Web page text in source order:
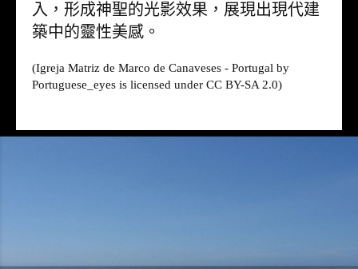
入，形成神聖的光影效果，展現出現代建
築中的靈性美感。
(Igreja Matriz de Marco de Canaveses - Portugal by
Portuguese_eyes is licensed under CC BY-SA 2.0)